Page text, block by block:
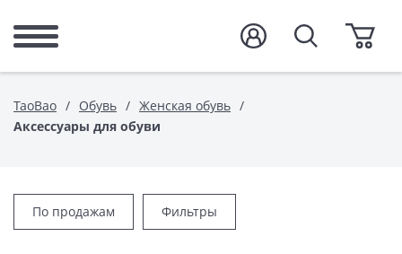
TaoBao Обувь
Женская обувь
Аксессуары для обуви
По продажам Фильтры